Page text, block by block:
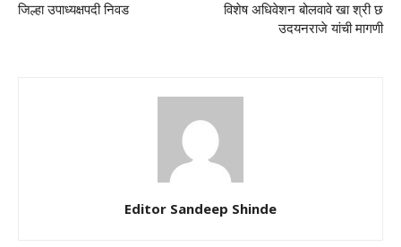
जिल्हा उपाध्यक्षपदी निवड
विशेष अधिवेशन बोलवावे खा श्री छ
उदयनराजे यांची मागणी
Editor Sandeep Shinde